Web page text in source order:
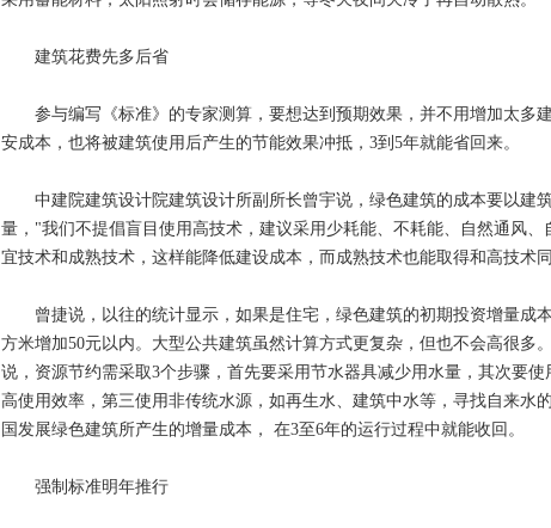
建筑花费先多后省
参与编写《标准》的专家测算，要想达到预期效果，并不用增加太多
安成本，也将被建筑使用后产生的节能效果冲抵，3到5年就能省回来。
中建院建筑设计院建筑设计所副所长曾宇说，绿色建筑的成本要以建
量，"我们不提倡盲目使用高技术，建议采用少耗能、不耗能、自然通风、
宜技术和成熟技术，这样能降低建设成本，而成熟技术也能取得和高技术
曾捷说，以往的统计显示，如果是住宅，绿色建筑的初期投资增量成
方米增加50元以内。大型公共建筑虽然计算方式更复杂，但也不会高很多
说，资源节约需采取3个步骤，首先要采用节水器具减少用水量，其次要
高使用效率，第三使用非传统水源，如再生水、建筑中水等，寻找自来水
国发展绿色建筑所产生的增量成本， 在3至6年的运行过程中就能收回。
强制标准明年推行